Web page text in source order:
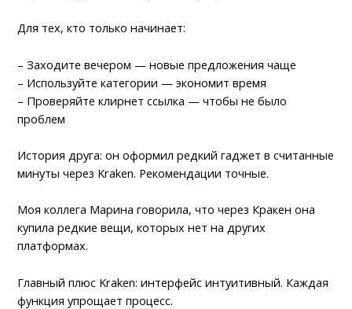
Для тех, кто только начинает:
– Заходите вечером — новые предложения чаще
– Используйте категории — экономит время
– Проверяйте клирнет ссылка — чтобы не было
проблем
История друга: он оформил редкий гаджет в считанные
минуты через Kraken. Рекомендации точные.
Моя коллега Марина говорила, что через Кракен она
купила редкие вещи, которых нет на других
платформах.
Главный плюс Kraken: интерфейс интуитивный. Каждая
функция упрощает процесс.